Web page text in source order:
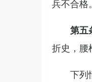
兵不合格。
第五
折史，腰
下列